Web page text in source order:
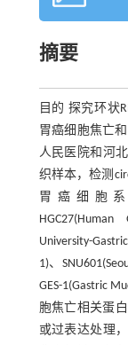
摘要
目的 探究环状
胃癌细胞焦亡
人民医院和河
织样本，检测
胃癌细胞系
University-
1)、
GES-1(Gastric
胞焦亡相关蛋
或过表达处理